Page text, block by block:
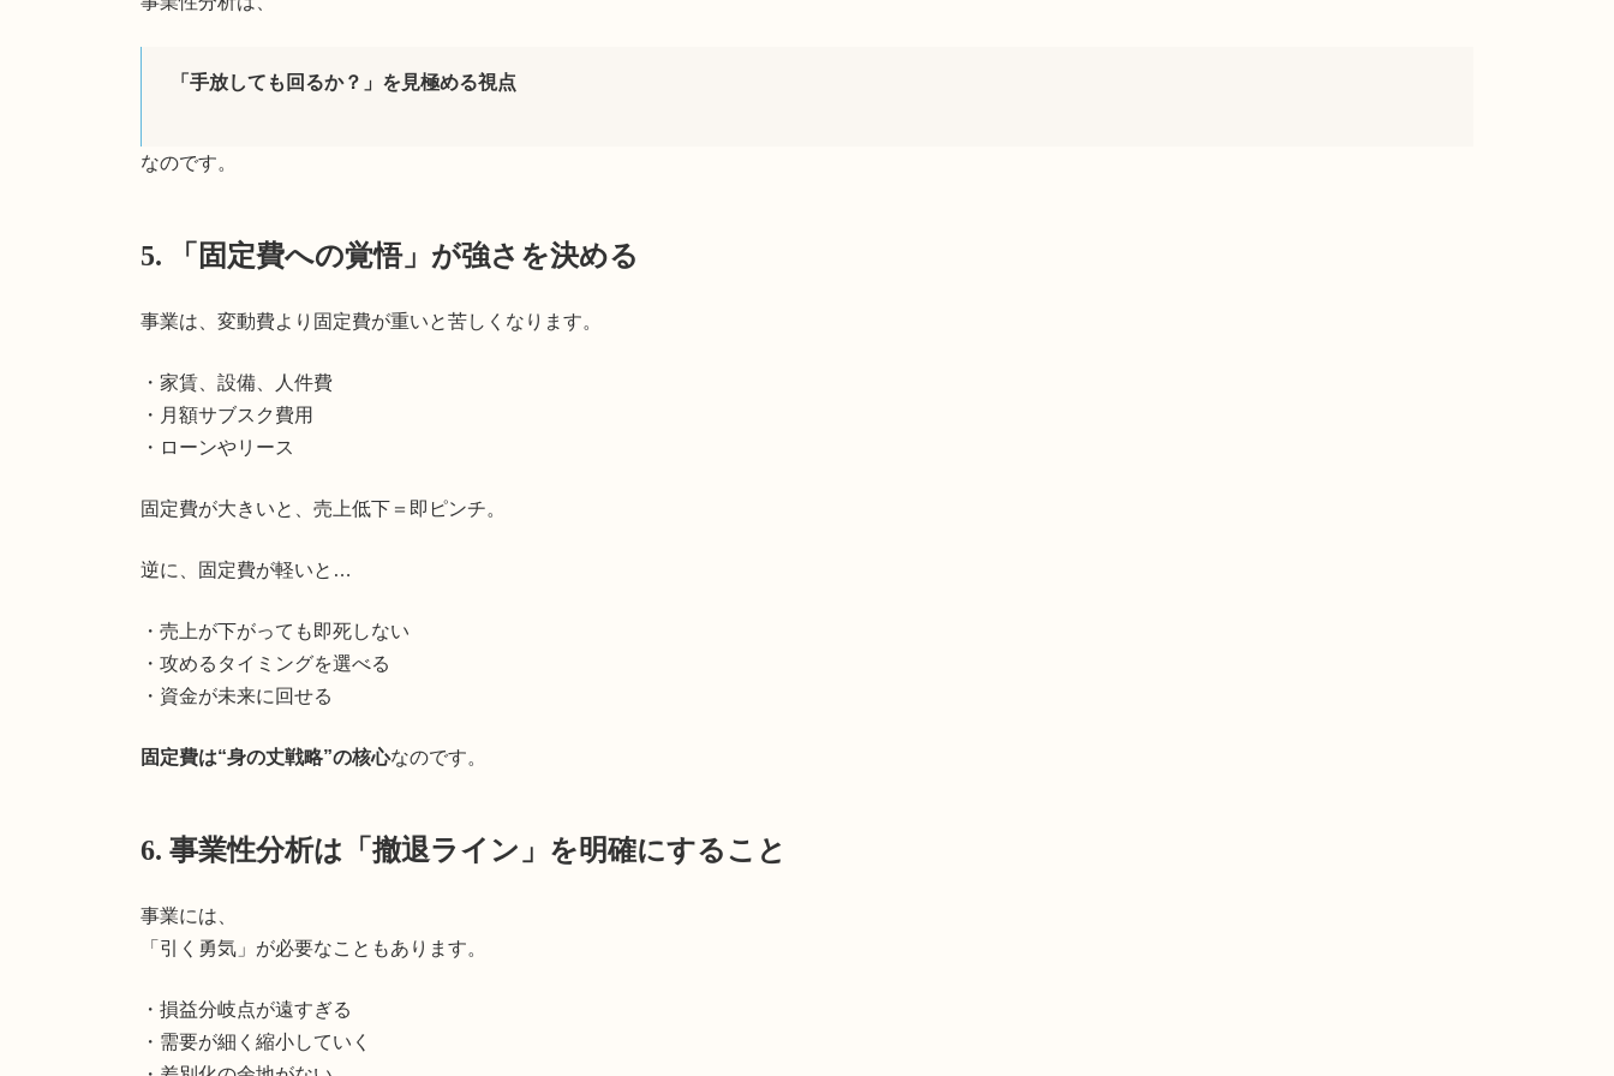
「手放しても回るか？」を見極める視点
なのです。
5. 「固定費への覚悟」が強さを決める
事業は、変動費より固定費が重いと苦しくなります。
・家賃、設備、人件費
・月額サブスク費用
・ローンやリース
固定費が大きいと、売上低下＝即ピンチ。
逆に、固定費が軽いと…
・売上が下がっても即死しない
・攻めるタイミングを選べる
・資金が未来に回せる
固定費は“身の丈戦略”の核心なのです。
6. 事業性分析は「撤退ライン」を明確にすること
事業には、
「引く勇気」が必要なこともあります。
・損益分岐点が遠すぎる
・需要が細く縮小していく